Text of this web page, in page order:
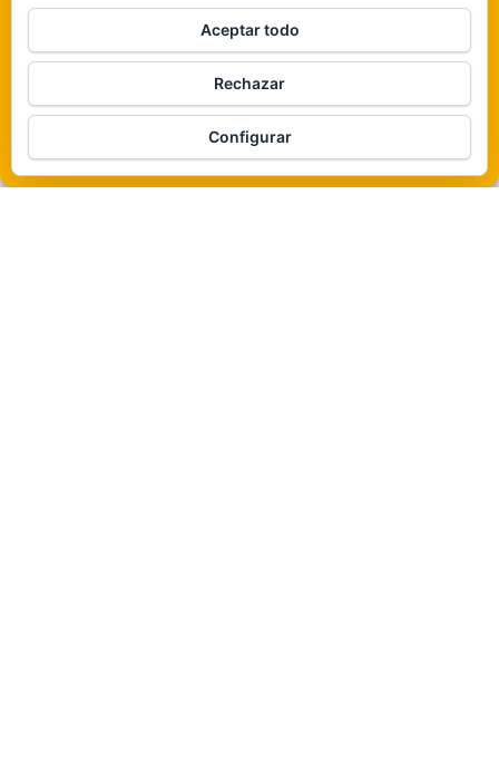
De ninguna manera
Veámos que hay aquí
Política de cookies
WordPress |Tema:
Aceptar todo
Rechazar
Configurar